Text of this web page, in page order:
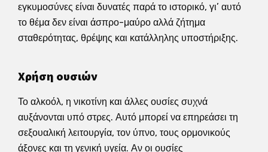
εγκυμοσύνες είναι δυνατές παρά το ιστορικό, γι’ αυτό
το θέμα δεν είναι άσπρο-μαύρο αλλά ζήτημα
σταθερότητας, θρέψης και κατάλληλης υποστήριξης.
Χρήση ουσιών
Το αλκοόλ, η νικοτίνη και άλλες ουσίες συχνά
αυξάνονται υπό στρες. Αυτό μπορεί να επηρεάσει τη
σεξουαλική λειτουργία, τον ύπνο, τους ορμονικούς
άξονες και τη γενική υγεία. Αν οι ουσίες